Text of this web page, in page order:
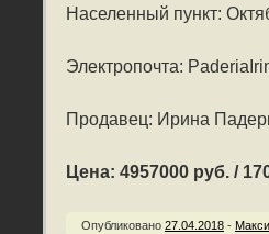
Населенный пункт:
Электропочта:
Продавец: Ирина
Цена: 4957000 руб. /
Опубликовано 27.04.2018 -